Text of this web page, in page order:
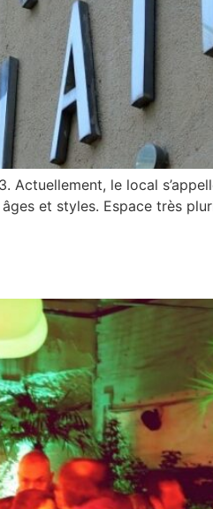
le local
et styles. Espace très